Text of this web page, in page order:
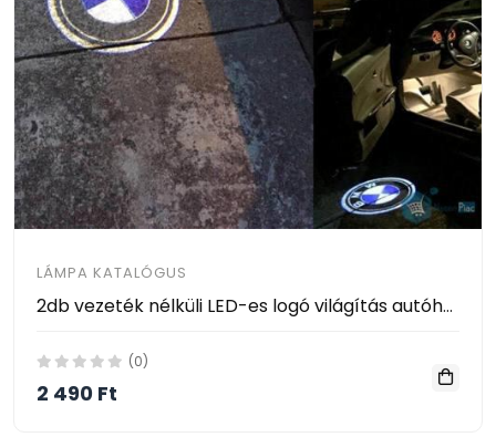
LÁMPA KATALÓGUS
2db vezeték nélküli LED-es logó világítás autóhoz
(0)
2 490 Ft